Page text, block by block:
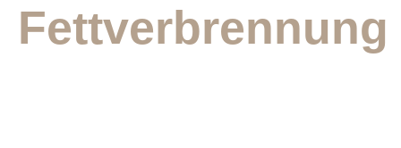
Fettverbrennung